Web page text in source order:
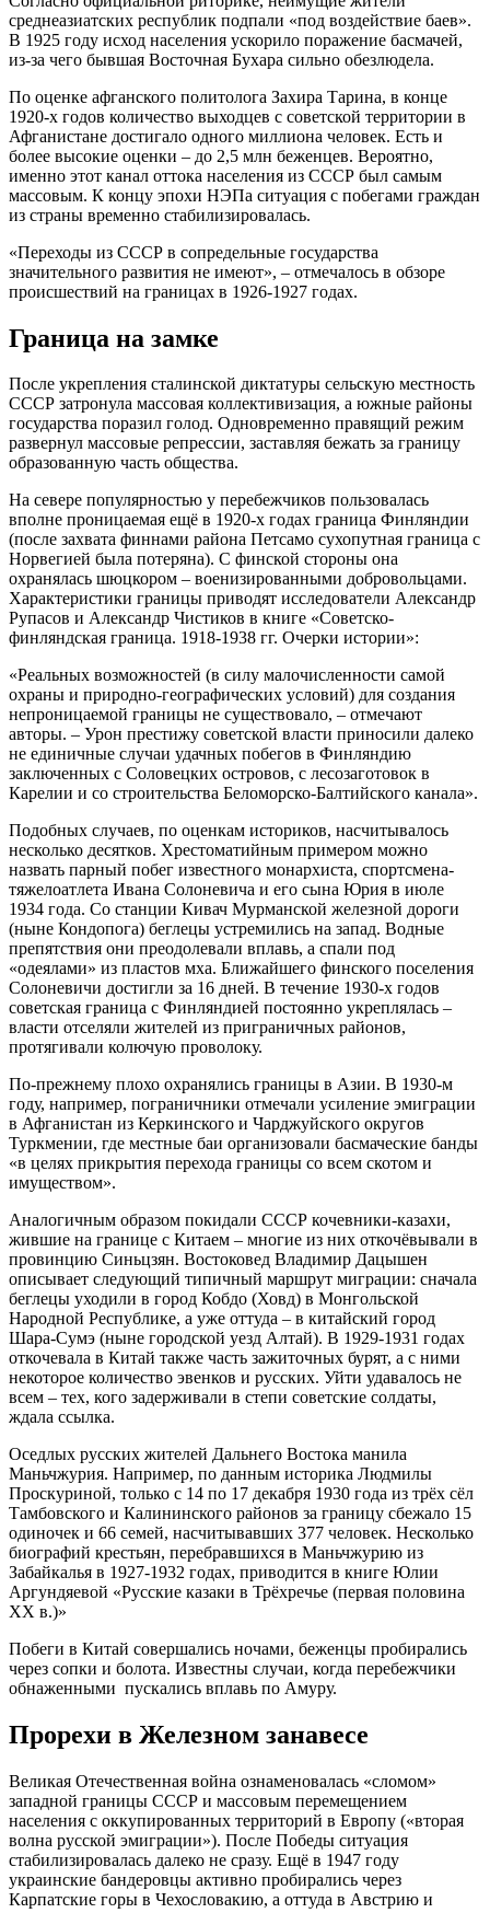
среднеазиатских республик подпали «под воздействие баев».
В 1925 году исход населения ускорило поражение басмачей,
из-за чего бывшая Восточная Бухара сильно обезлюдела.
По оценке афганского политолога Захира Тарина, в конце
1920-х годов количество выходцев с советской территории в
Афганистане достигало одного миллиона человек. Есть и
более высокие оценки – до 2,5 млн беженцев. Вероятно,
именно этот канал оттока населения из СССР был самым
массовым. К концу эпохи НЭПа ситуация с побегами граждан
из страны временно стабилизировалась.
«Переходы из СССР в сопредельные государства
значительного развития не имеют», – отмечалось в обзоре
происшествий на границах в 1926-1927 годах.
Граница на замке
После укрепления сталинской диктатуры сельскую местность
СССР затронула массовая коллективизация, а южные районы
государства поразил голод. Одновременно правящий режим
развернул массовые репрессии, заставляя бежать за границу
образованную часть общества.
На севере популярностью у перебежчиков пользовалась
вполне проницаемая ещё в 1920-х годах граница Финляндии
(после захвата финнами района Петсамо сухопутная граница с
Норвегией была потеряна). С финской стороны она
охранялась шюцкором – военизированными добровольцами.
Характеристики границы приводят исследователи Александр
Рупасов и Александр Чистиков в книге «Советско-
финляндская граница. 1918-1938 гг. Очерки истории»:
«Реальных возможностей (в силу малочисленности самой
охраны и природно-географических условий) для создания
непроницаемой границы не существовало, – отмечают
авторы. – Урон престижу советской власти приносили далеко
не единичные случаи удачных побегов в Финляндию
заключенных с Соловецких островов, с лесозаготовок в
Карелии и со строительства Беломорско-Балтийского канала».
Подобных случаев, по оценкам историков, насчитывалось
несколько десятков. Хрестоматийным примером можно
назвать парный побег известного монархиста, спортсмена-
тяжелоатлета Ивана Солоневича и его сына Юрия в июле
1934 года. Со станции Кивач Мурманской железной дороги
(ныне Кондопога) беглецы устремились на запад. Водные
препятствия они преодолевали вплавь, а спали под
«одеялами» из пластов мха. Ближайшего финского поселения
Солоневичи достигли за 16 дней. В течение 1930-х годов
советская граница с Финляндией постоянно укреплялась –
власти отселяли жителей из приграничных районов,
протягивали колючую проволоку.
По-прежнему плохо охранялись границы в Азии. В 1930-м
году, например, пограничники отмечали усиление эмиграции
в Афганистан из Керкинского и Чарджуйского округов
Туркмении, где местные баи организовали басмаческие банды
«в целях прикрытия перехода границы со всем скотом и
имуществом».
Аналогичным образом покидали СССР кочевники-казахи,
жившие на границе с Китаем – многие из них откочёвывали в
провинцию Синьцзян. Востоковед Владимир Дацышен
описывает следующий типичный маршрут миграции: сначала
беглецы уходили в город Кобдо (Ховд) в Монгольской
Народной Республике, а уже оттуда – в китайский город
Шара-Сумэ (ныне городской уезд Алтай). В 1929-1931 годах
откочевала в Китай также часть зажиточных бурят, а с ними
некоторое количество эвенков и русских. Уйти удавалось не
всем – тех, кого задерживали в степи советские солдаты,
ждала ссылка.
Оседлых русских жителей Дальнего Востока манила
Маньчжурия. Например, по данным историка Людмилы
Проскуриной, только с 14 по 17 декабря 1930 года из трёх сёл
Тамбовского и Калининского районов за границу сбежало 15
одиночек и 66 семей, насчитывавших 377 человек. Несколько
биографий крестьян, перебравшихся в Маньчжурию из
Забайкалья в 1927-1932 годах, приводится в книге Юлии
Аргундяевой «Русские казаки в Трёхречье (первая половина
ХХ в.)»
Побеги в Китай совершались ночами, беженцы пробирались
через сопки и болота. Известны случаи, когда перебежчики
обнаженными пускались вплавь по Амуру.
Прорехи в Железном занавесе
Великая Отечественная война ознаменовалась «сломом»
западной границы СССР и массовым перемещением
населения с оккупированных территорий в Европу («вторая
волна русской эмиграции»). После Победы ситуация
стабилизировалась далеко не сразу. Ещё в 1947 году
украинские бандеровцы активно пробирались через
Карпатские горы в Чехословакию, а оттуда в Австрию и